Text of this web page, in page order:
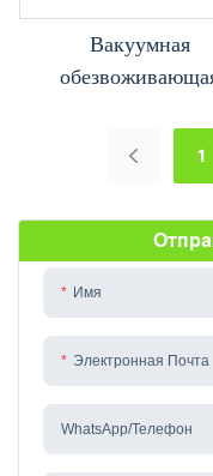
Имя
Электронная Почта
WhatsApp/телефон
Вакуумная
очистная машина
1